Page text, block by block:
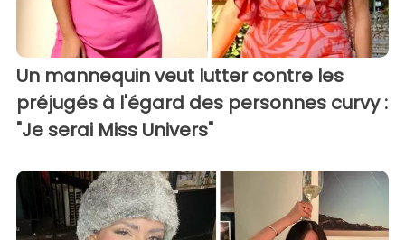
Un mannequin veut lutter contre les
préjugés à l'égard des personnes curvy :
"Je serai Miss Univers"